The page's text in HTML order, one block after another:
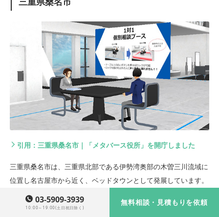
引用：三重県桑名市｜「メタバース役所」を開庁しました
三重県桑名市は、三重県北部である伊勢湾奥部の木曽三川流域に
位置し名古屋市から近く、ベッドタウンとして発展しています。
江戸時代には東海道五十三次の宿場町や港町として栄え、蛤や鋳
物といった特産品や観光地を有する都市です。
03-5909-3939
10:00～19:00(土日祝日除く)
無料相談・見積もりを依頼